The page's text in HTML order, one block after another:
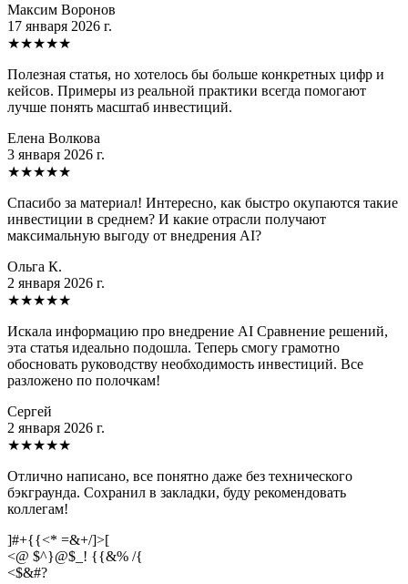
Максим Воронов
17 января 2026 г.
★★★★★
Полезная статья, но хотелось бы больше конкретных цифр и
кейсов. Примеры из реальной практики всегда помогают
лучше понять масштаб инвестиций.
Елена Волкова
3 января 2026 г.
★★★★★
Спасибо за материал! Интересно, как быстро окупаются такие
инвестиции в среднем? И какие отрасли получают
максимальную выгоду от внедрения AI?
Ольга К.
2 января 2026 г.
★★★★★
Искала информацию про внедрение AI Сравнение решений,
эта статья идеально подошла. Теперь смогу грамотно
обосновать руководству необходимость инвестиций. Все
разложено по полочкам!
Сергей
2 января 2026 г.
★★★★★
Отлично написано, все понятно даже без технического
бэкграунда. Сохранил в закладки, буду рекомендовать
коллегам!
]#+{{<* =&+/]>[
<@ $^}@$_! {{&% /{
<$&#?